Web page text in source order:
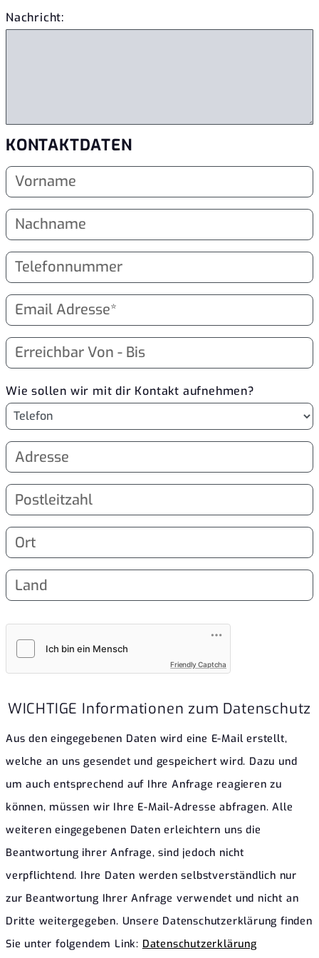
Nachricht:
KONTAKTDATEN
Wie sollen wir mit dir Kontakt aufnehmen?
Friendly Captcha
WICHTIGE Informationen zum Datenschutz
Aus den eingegebenen Daten wird eine E-Mail erstellt,
welche an uns gesendet und gespeichert wird. Dazu und
um auch entsprechend auf Ihre Anfrage reagieren zu
können, müssen wir Ihre E-Mail-Adresse abfragen. Alle
weiteren eingegebenen Daten erleichtern uns die
Beantwortung ihrer Anfrage, sind jedoch nicht
verpflichtend. Ihre Daten werden selbstverständlich nur
zur Beantwortung Ihrer Anfrage verwendet und nicht an
Dritte weitergegeben. Unsere Datenschutzerklärung finden
Sie unter folgendem Link: Datenschutzerklärung